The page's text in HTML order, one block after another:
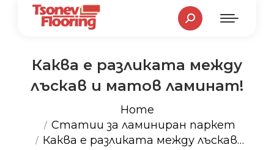
Search:
Каква е разликата между
лъскав и матов ламинат!
Home
Статии за ламиниран паркет
Каква е разликата между лъскав…